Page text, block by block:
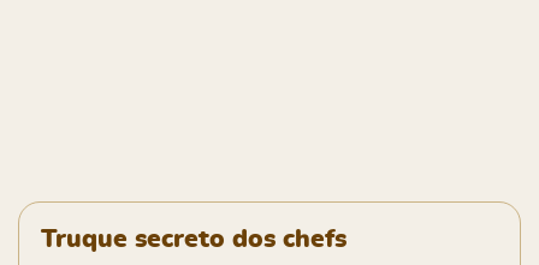
Truque secreto dos chefs